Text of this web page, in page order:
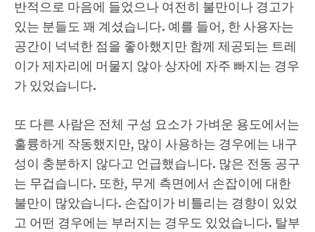
반적으로 마음에 들었으나 여전히 불만이나 경고가
있는 분들도 꽤 계셨습니다. 예를 들어, 한 사용자는
공간이 넉넉한 점을 좋아했지만 함께 제공되는 트레
이가 제자리에 머물지 않아 상자에 자주 빠지는 경우
가 있었습니다.
또 다른 사람은 전체 구성 요소가 가벼운 용도에서는
훌륭하게 작동했지만, 많이 사용하는 경우에는 내구
성이 충분하지 않다고 언급했습니다. 많은 전동 공구
는 무겁습니다. 또한, 무게 측면에서 손잡이에 대한
불만이 많았습니다. 손잡이가 비틀리는 경향이 있었
고 어떤 경우에는 부러지는 경우도 있었습니다. 탈부